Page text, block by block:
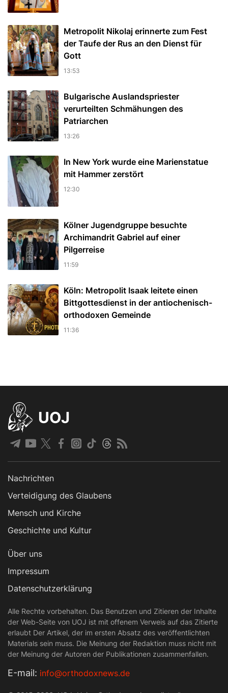
Metropolit Nikolaj erinnerte zum Fest
der Taufe der Rus an den Dienst für
Gott
13:53
Bulgarische Auslandspriester
verurteilten Schmähungen des
Patriarchen
13:26
In New York wurde eine Marienstatue
mit Hammer zerstört
12:30
Kölner Jugendgruppe besuchte
Archimandrit Gabriel auf einer
Pilgerreise
11:59
Köln: Metropolit Isaak leitete einen
Bittgottesdienst in der antiochenisch-
orthodoxen Gemeinde
11:36
UOJ
Nachrichten
Verteidigung des Glaubens
Mensch und Kirche
Geschichte und Kultur
Über uns
Impressum
Datenschutzerklärung
Alle Rechte vorbehalten. Das Benutzen und Zitieren der Inhalte
der Web-Seite von UOJ ist mit offenem Verweis auf das Zitierte
erlaubt Der Artikel, der im ersten Absatz des veröffentlichten
Materials sein muss. Die Meinung der Redaktion muss nicht mit
der Meinung der Autoren der Publikationen zusammenfallen.
Е-mail: info@orthodoxnews.de